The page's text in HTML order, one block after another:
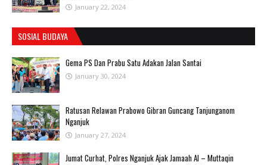
January 22, 2024
SOSIAL BUDAYA
Gema PS Dan Prabu Satu Adakan Jalan Santai
January 30, 2024
Ratusan Relawan Prabowo Gibran Guncang Tanjunganom
Nganjuk
January 27, 2024
Jumat Curhat, Polres Nganjuk Ajak Jamaah Al – Muttaqin